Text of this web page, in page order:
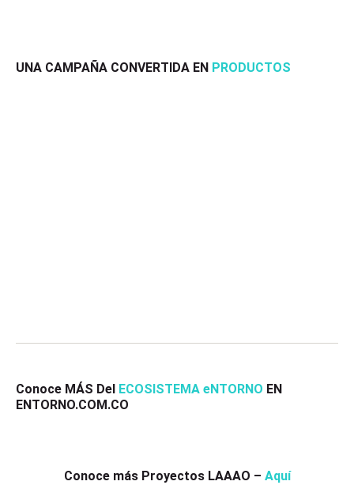
UNA CAMPAÑA CONVERTIDA EN PRODUCTOS
Conoce MÁS Del ECOSISTEMA eNTORNO EN
ENTORNO.COM.CO
Conoce más Proyectos LAAAO – Aquí